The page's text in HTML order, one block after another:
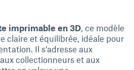
imprimable en 3D, ce modèle
claire et équilibrée, idéale pour
Il s’adresse aux
collectionneurs et aux